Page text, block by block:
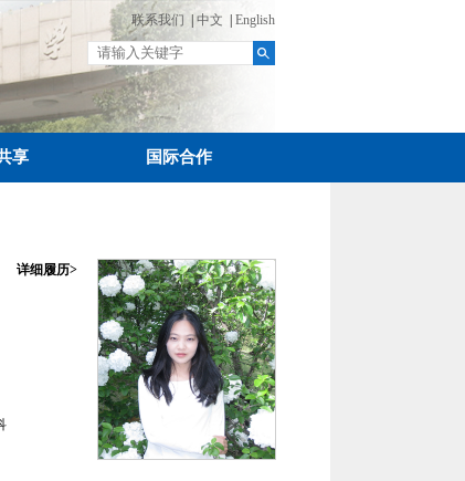
联系我们 中文 English
享 国际合作
详细履历>